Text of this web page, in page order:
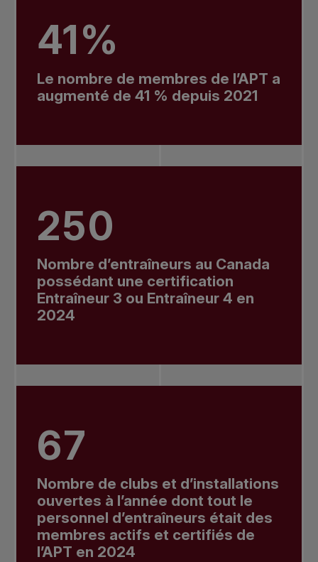
41%
Le nombre de membres de l’APT a
augmenté de 41 % depuis 2021
250
Nombre d’entraîneurs au Canada
possédant une certification
Entraîneur 3 ou Entraîneur 4 en
2024
67
Nombre de clubs et d’installations
ouvertes à l’année dont tout le
personnel d’entraîneurs était des
membres actifs et certifiés de
l’APT en 2024